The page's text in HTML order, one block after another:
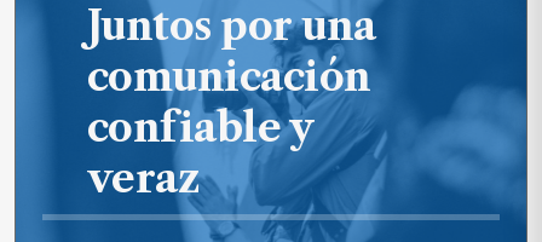
Juntos por una
comunicación
confiable y
veraz